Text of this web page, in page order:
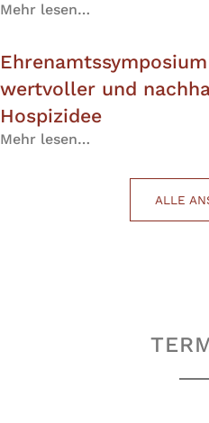
Mehr lesen…
wertvoller und
Hospizidee
Mehr lesen…
ALLE